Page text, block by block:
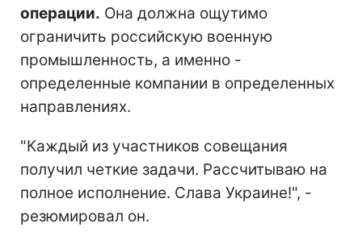
операции. Она должна ощутимо
ограничить российскую военную
промышленность, а именно -
определенные компании в определенных
направлениях.
"Каждый из участников совещания
получил четкие задачи. Рассчитываю на
полное исполнение. Слава Украине!", -
резюмировал он.